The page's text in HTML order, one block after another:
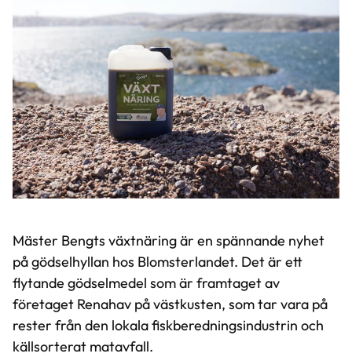
Mäster Bengts växtnäring är en spännande nyhet
på gödselhyllan hos Blomsterlandet. Det är ett
flytande gödselmedel som är framtaget av
företaget Renahav på västkusten, som tar vara på
rester från den lokala fiskberedningsindustrin och
källsorterat matavfall.